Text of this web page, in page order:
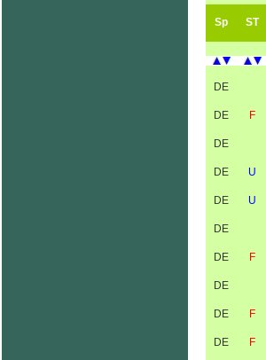
Sp ST
DE
DE F
DE
DE U
DE U
DE
DE F
DE
DE F
DE F